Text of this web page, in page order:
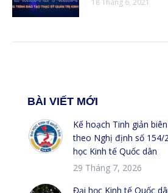
18 Tháng 6, 2021
BÀI VIẾT MỚI
Kế hoạch Tinh giản
theo Nghị định số 154/
học Kinh tế Quốc dân
29 Tháng 7, 2026
Đại học Kinh tế Quốc